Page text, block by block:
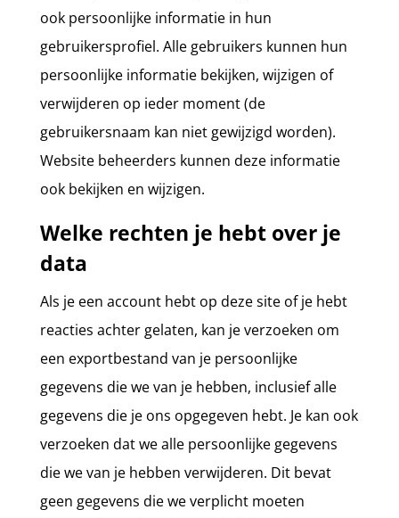
ook persoonlijke informatie in hun
gebruikersprofiel. Alle gebruikers kunnen hun
persoonlijke informatie bekijken, wijzigen of
verwijderen op ieder moment (de
gebruikersnaam kan niet gewijzigd worden).
Website beheerders kunnen deze informatie
ook bekijken en wijzigen.
Welke rechten je hebt over je
data
Als je een account hebt op deze site of je hebt
reacties achter gelaten, kan je verzoeken om
een exportbestand van je persoonlijke
gegevens die we van je hebben, inclusief alle
gegevens die je ons opgegeven hebt. Je kan ook
verzoeken dat we alle persoonlijke gegevens
die we van je hebben verwijderen. Dit bevat
geen gegevens die we verplicht moeten